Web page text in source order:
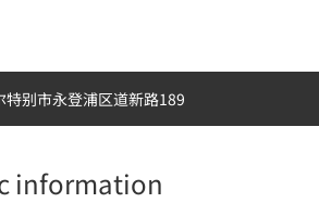
特别市永登浦区道新路189
information